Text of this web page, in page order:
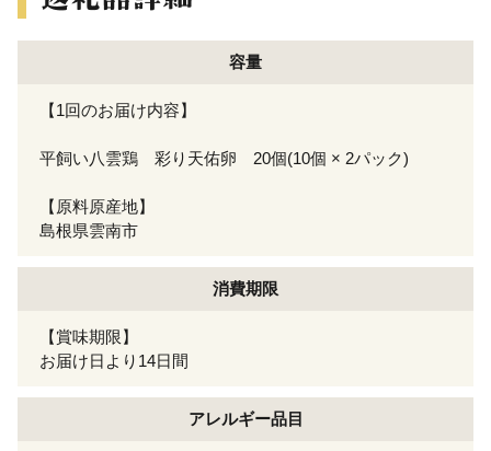
容量
【1回のお届け内容】
平飼い八雲鶏 彩り天佑卵 20個(10個 × 2パック)
【原料原産地】
島根県雲南市
消費期限
【賞味期限】
お届け日より14日間
アレルギー品目